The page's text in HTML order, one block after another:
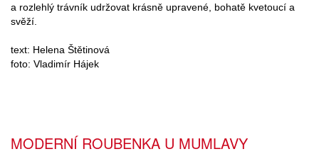
a rozlehlý trávník udržovat krásně upravené, bohatě kvetoucí a
svěží.
text: Helena Štětinová
foto: Vladimír Hájek
MODERNÍ ROUBENKA U MUMLAVY